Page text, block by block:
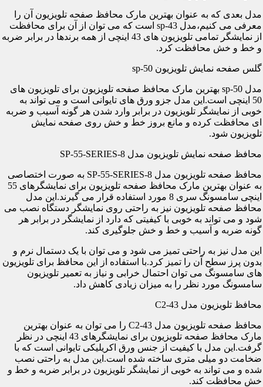
مدل بعدی که به عنوان بهترین مارک محافظ صفحه تلویزیون آن را
معرفی می کنیم،مدل sp-43 است که می توان از آن برای محافظت
از نمایشگر تمامی تلویزیون های 43 اینچی از همه برندها در برابر ضربه
و خط و خش محافظت کرد.
گلس صفحه نمایش تلویزیون sp-50
مدل sp-50 بهترین مارک محافظ صفحه تلویزیون برای تلویزیون های
50 اینچی است.این مدل جزو ورق های تایوانی است و می تواند به
خوبی از نمایشگر تلویزیون در برابر وارد شدن هر گونه آسیب و ضربه
ای محافظت کرده و مانع بروز خط و خش روی صفحه نمایش
تلویزیون شود.
محافظ صفحه نمایش تلویزیون مدل SP-55-SERIES-8
محافظ صفحه تلویزیون مدل SP-55-SERIES-8 به صورت اختصاصی
به عنوان بهترین مارک محافظ صفحه تلویزیون برای نمایشگرهای 55
اینچی سامسونگ سری 8 مورد استفاده قرار می گیرند.این مدل
محافظ صفحه تلویزیون نیز به راحتی روی نمایشگر دستگاه نصب می
شود و می تواند به خوبی با کیفیتی که دارد از نمایشگر در برابر هر
گونه ضربه و آسیب و خط و خش جلوگیری کند.
این مدل نیز به راحتی تمیز می شود و می توان با یک دستمال نرم و
بدون پرز سطح آن را تمیز کرد.با استفاده از این محافظ برای تلویزیون
های سامسونگ می توان احتمال خرابی و نیاز به تعمیر تلویزیون
سامسونگ مورد نظر را به میزان زیادی کاهش داد.
محافظ تلویزیون مدل C2-43
محافظ صفحه تلویزیون مدل C2-43 را می توان به عنوان بهترین
مارک محافظ صفحه تلویزیون برای نمایشگرهای 43 اینچی در نظر
گرفت.این مدل با کیفیت از جنس ورق اکریلیکی تایوانی است که با
ضخامت دو میلی متری ساخته شده است.این مدل به راحتی نصب
شده و می تواند به خوبی از نمایشگر تلویزیون در برابر ضربه و خط و
خش محافظت کند.